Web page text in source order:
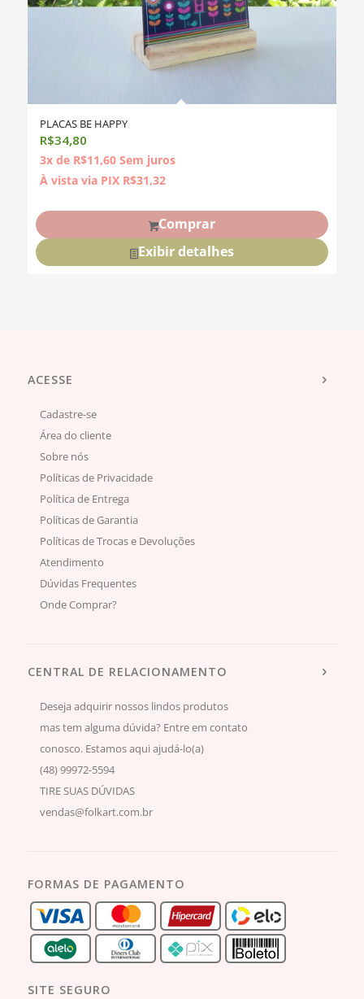
PLACAS BE HAPPY
R$34,80
3x de R$11,60 Sem juros
À vista via PIX R$31,32
Comprar
Exibir detalhes
ACESSE
Cadastre-se
Área do cliente
Sobre nós
Políticas de Privacidade
Política de Entrega
Políticas de Garantia
Políticas de Trocas e Devoluções
Atendimento
Dúvidas Frequentes
Onde Comprar?
CENTRAL DE RELACIONAMENTO
Deseja adquirir nossos lindos produtos
mas tem alguma dúvida? Entre em contato
conosco. Estamos aqui ajudá-lo(a)
(48) 99972-5594
TIRE SUAS DÚVIDAS
vendas@folkart.com.br
FORMAS DE PAGAMENTO
SITE SEGURO